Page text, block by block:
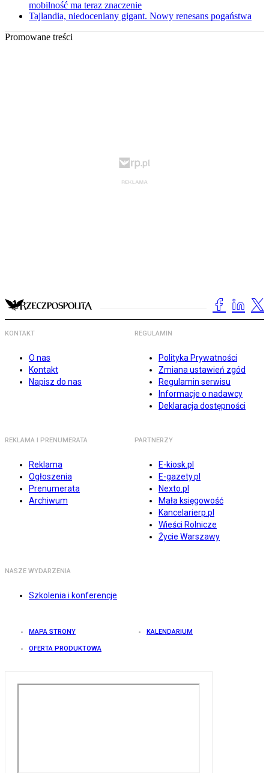
mobilność ma teraz znaczenie
Tajlandia, niedoceniany gigant. Nowy renesans pogaństwa
Promowane treści
KONTAKT
O nas
Kontakt
Napisz do nas
REGULAMIN
Polityka Prywatności
Zmiana ustawień zgód
Regulamin serwisu
Informacje o nadawcy
Deklaracja dostępności
REKLAMA I PRENUMERATA
Reklama
Ogłoszenia
Prenumerata
Archiwum
PARTNERZY
E-kiosk.pl
E-gazety.pl
Nexto.pl
Mała księgowość
Kancelarierp.pl
Wieści Rolnicze
Życie Warszawy
NASZE WYDARZENIA
Szkolenia i konferencje
MAPA STRONY KALENDARIUM
OFERTA PRODUKTOWA